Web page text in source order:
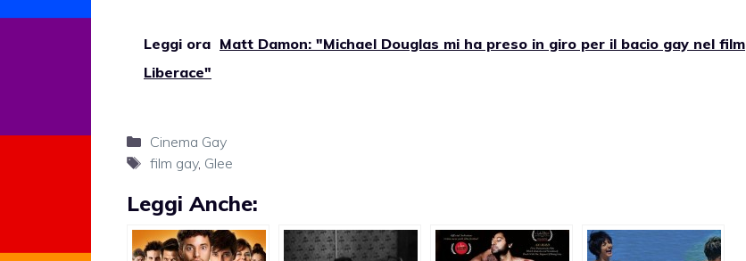
Leggi ora Matt Damon: "Michael Douglas mi ha preso in giro per il bacio gay nel film
Liberace"
Categorie
Cinema Gay
Tag
film gay, Glee
Leggi Anche: